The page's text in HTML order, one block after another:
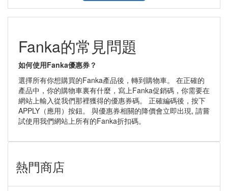
Fanka的常見問題
如何使用Fanka優惠券？
選擇所有你想購買的Fanka產品後，轉到購物車。 在正確的
產品中，你的購物車裏有什麼，寫上Fanka促銷碼，你需要在
網站上輸入從我們那裡獲得的優惠券碼。 正確編碼後，按下
APPLY（應用）按鈕。 與優惠券相關的降價會立即出現, 請嘗
試使用我們網站上所有的Fanka折扣碼。
熱門商店